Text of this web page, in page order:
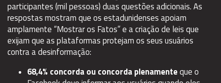
participantes (mil pessoas) duas questões adicionais. As
respostas mostram que os estadunidenses apoiam
amplamente “Mostrar os Fatos” e a criação de leis que
exijam que as plataformas protejam os seus usuários
contra a desinformação:
68,4% concorda ou concorda plenamenteque o